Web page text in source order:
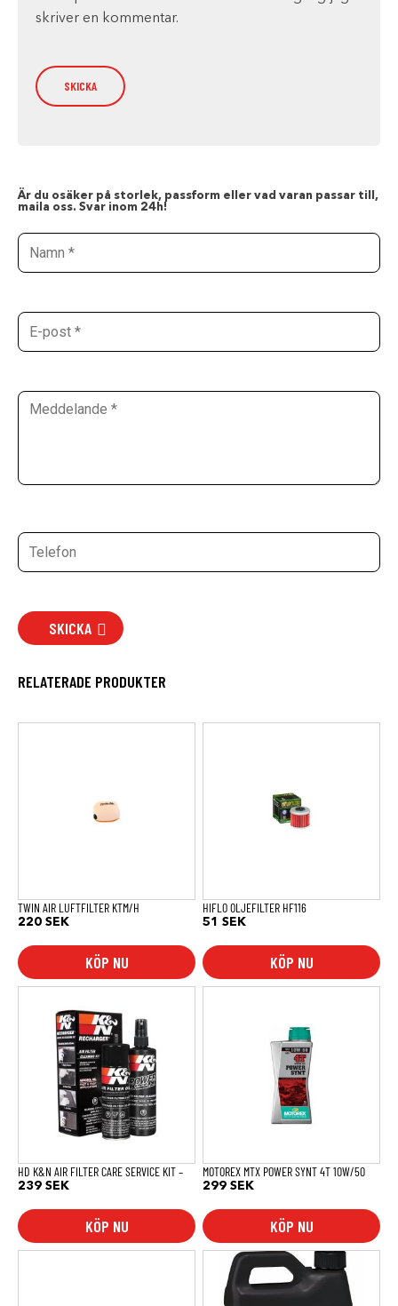
skriver en kommentar.
Är du osäker på storlek, passform eller vad varan passar till,
maila oss. Svar inom 24h!
SKICKA
RELATERADE PRODUKTER
TWIN AIR LUFTFILTER KTM/H
220 SEK
KÖP NU
HIFLO OLJEFILTER HF116
51 SEK
KÖP NU
HD K&N AIR FILTER CARE SERVICE KIT –
239 SEK
KÖP NU
MOTOREX MTX POWER SYNT 4T 10W/50
299 SEK
KÖP NU